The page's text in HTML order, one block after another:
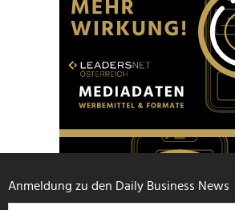
Anmeldung zu den Daily Business News